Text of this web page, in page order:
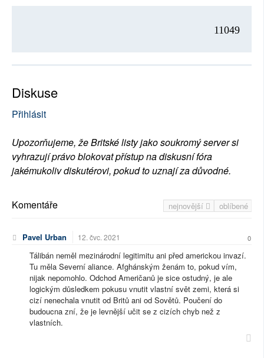
11049
Diskuse
Přihlásit
Upozorňujeme, že Britské listy jako soukromý server si
vyhrazují právo blokovat přístup na diskusní fóra
jakémukoliv diskutérovi, pokud to uznají za důvodné.
nejnovější oblíbené
Komentáře
Pavel Urban 12. čvc. 2021 0
Tálibán neměl mezinárodní legitimitu ani před americkou invazí.
Tu měla Severní aliance. Afghánským ženám to, pokud vím,
nijak nepomohlo. Odchod Američanů je sice ostudný, je ale
logickým důsledkem pokusu vnutit vlastní svět zemi, která si
cizí nenechala vnutit od Britů ani od Sovětů. Poučení do
budoucna zní, že je levnější učit se z cizích chyb než z
vlastních.